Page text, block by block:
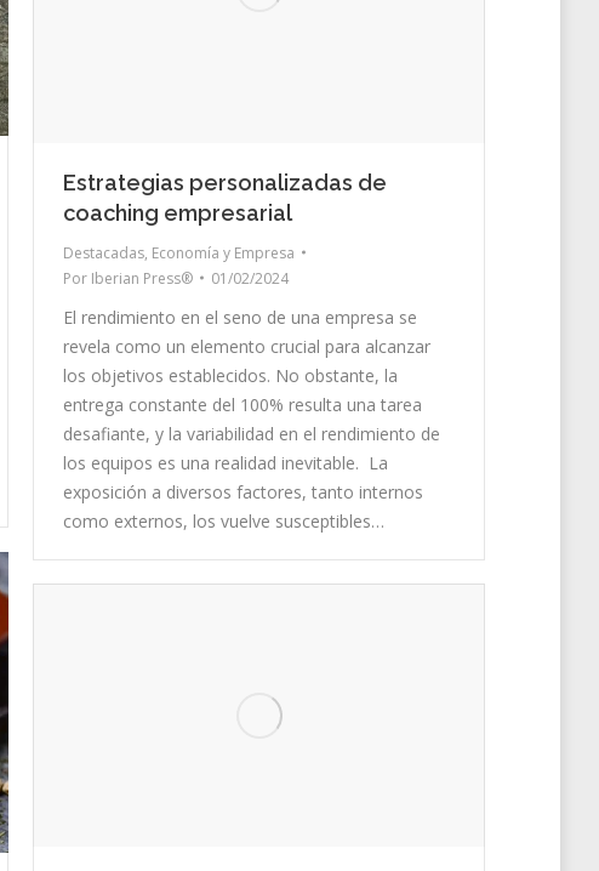
Estrategias personalizadas de
coaching empresarial
Destacadas, Economía y Empresa
Por Iberian Press® 01/02/2024
El rendimiento en el seno de una empresa se
revela como un elemento crucial para alcanzar
los objetivos establecidos. No obstante, la
entrega constante del 100% resulta una tarea
desafiante, y la variabilidad en el rendimiento de
los equipos es una realidad inevitable. La
exposición a diversos factores, tanto internos
como externos, los vuelve susceptibles…